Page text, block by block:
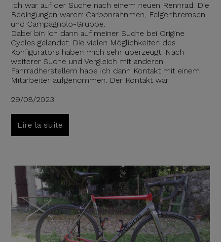
Ich war auf der Suche nach einem neuen Rennrad. Die
Bedingungen waren: Carbonrahnmen, Felgenbremsen
und Campagnolo-Gruppe.
Dabei bin ich dann auf meiner Suche bei Origine
Cycles gelandet. Die vielen Möglichkeiten des
Konfigurators haben mich sehr überzeugt. Nach
weiterer Suche und Vergleich mit anderen
Fahrradherstellern habe ich dann Kontakt mit einem
Mitarbeiter aufgenommen. Der Kontakt war
29/08/2023
Lire la suite